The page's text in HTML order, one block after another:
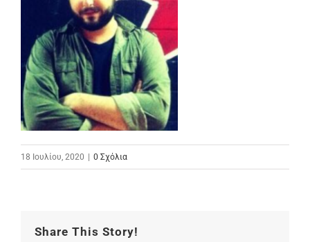
18 Ιουλίου, 2020 0 Σχόλια
Share This Story!